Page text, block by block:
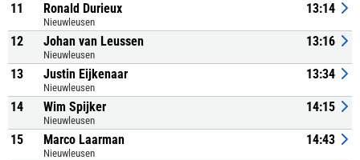
11 Ronald Durieux
Nieuwleusen
13:14
12 Johan van Leussen
Nieuwleusen
13:16
13 Justin Eijkenaar
Nieuwleusen
13:34
14 Wim Spijker
Nieuwleusen
14:15
15 Marco Laarman
Nieuwleusen
14:43